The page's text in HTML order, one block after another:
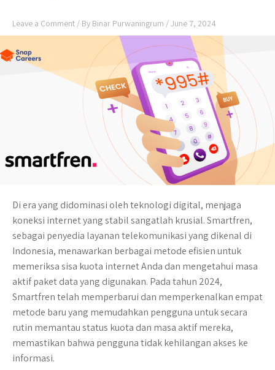
Leave a Comment / By Binar Purwaningrum /June 7, 2024
Di era yang didominasi oleh teknologi digital, menjaga
koneksi internet yang stabil sangatlah krusial. Smartfren,
sebagai penyedia layanan telekomunikasi yang dikenal di
Indonesia, menawarkan berbagai metode efisien untuk
memeriksa sisa kuota internet Anda dan mengetahui masa
aktif paket data yang digunakan. Pada tahun 2024,
Smartfren telah memperbarui dan memperkenalkan empat
metode baru yang memudahkan pengguna untuk secara
rutin memantau status kuota dan masa aktif mereka,
memastikan bahwa pengguna tidak kehilangan akses ke
informasi.